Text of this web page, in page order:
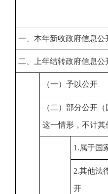
一、本年新收政府信息公
二、上年结转政府信息公
（一）予以公开
（二）部分公开
这一情形，不计其
1.属于国
2.其他法
开